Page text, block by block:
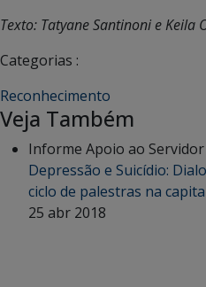
Texto: Tatyane Santinoni e Keila
Categorias :
Reconhecimento
Veja Também
Informe Apoio ao Servidor
Depressão e Suicídio:
ciclo de palestras na
25 abr 2018